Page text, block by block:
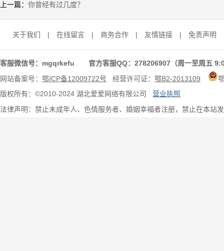
上一篇： 你曾经有过几度？
关于我们 | 在线留言 | 商务合作 | 友情链接 | 免责声明
客服微信号：mgqrkefu 官方客服QQ：278206907（周一至周五
网站备案号： 鄂ICP备12009722号 经营许可证： 鄂B2-2013109
版权所有：©2010-2024 湖北爱爱网络有限公司 营业执照
法律声明：禁止未成年人、色情服务者、婚姻幸福者注册，禁止在本站